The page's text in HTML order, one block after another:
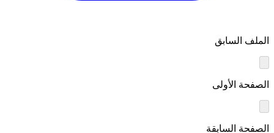
الملف السابق
الصفحة الأولى
الصفحة السابقة